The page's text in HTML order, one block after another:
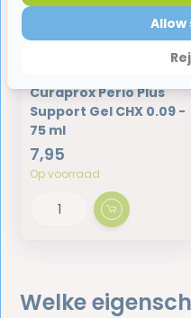
Curaprox Perio Plus
Support Gel CHX 0.09 -
75 ml
7,95
Op voorraad
Welke